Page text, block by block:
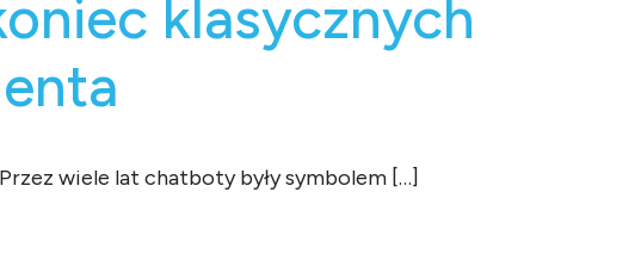
klasycznych
wiele lat chatboty były symbolem […]